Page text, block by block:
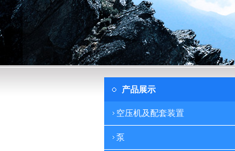
产品展示
空压机及配套装置
泵